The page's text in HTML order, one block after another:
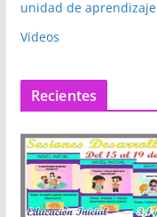
unidad de aprendizaje
Videos
Recientes